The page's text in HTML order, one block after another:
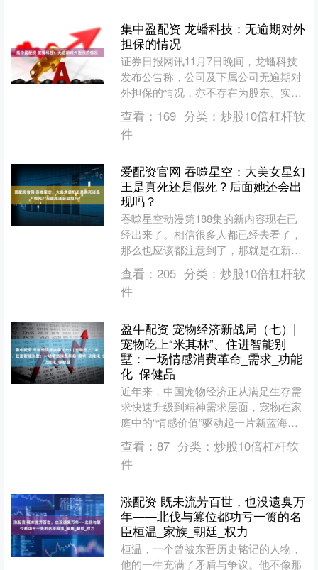
集中盈配资 龙蟠科技：无逾期对外
担保的情况
证券日报网讯11月7日晚间，龙蟠科技
发布公告称，公司及下属公司无逾期对
外担保的情况，亦不存在为股东、实际
控制人及其关联方提供担保的情况。 海
量资讯、精准解读，尽....
查看： 169 分类： 炒股10倍杠杆软
件
爱配资官网 吞噬星空：大美女星幻
王是真死还是假死？后面她还会出
现吗？
吞噬星空动漫第188集的新内容现在已
经出来了。相信很多人都已经去看了，
那么也应该都注意到了，那就是在新内
容之中，有一个很重要的画面，那就是
星幻王这个美女整个身体....
查看： 205 分类： 炒股10倍杠杆软
件
盈牛配资 宠物经济新战局（七）|
宠物吃上“米其林”、住进智能别
墅：一场情感消费革命_需求_功能
化_保健品
近年来，中国宠物经济正从满足生存需
求快速升级到精神需求层面，宠物在家
庭中的“情感价值”驱动起一片新蓝海。
伴随生活水平提高，养宠已成为典型
的“悦己消费”，需求正....
查看： 87 分类： 炒股10倍杠杆软
件
涨配资 既未流芳百世，也没遗臭万
年——北伐与篡位都功亏一篑的名
臣桓温_家族_朝廷_权力
桓温，一个曾被东晋历史铭记的人物，
他的一生充满了矛盾与争议。他不像那